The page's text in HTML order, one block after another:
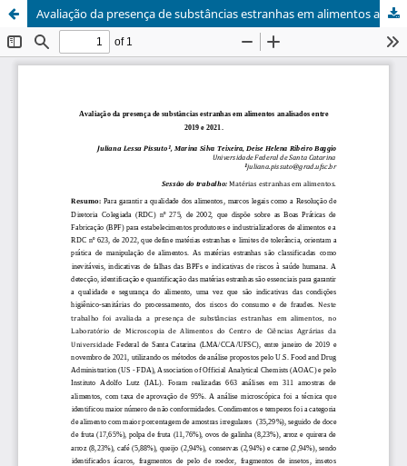
Avaliação da presença de substâncias estranhas em alimentos analisados entre 2019 e 2021